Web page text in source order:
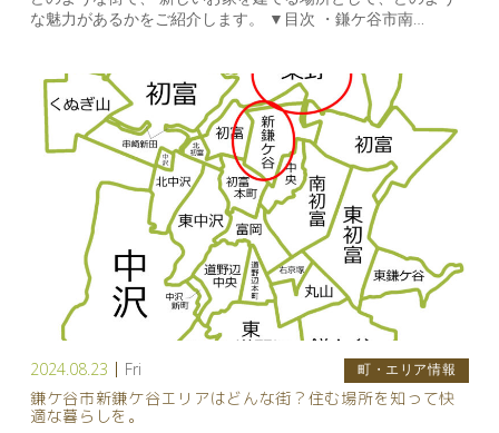
な魅力があるかをご紹介します。 ▼目次 ・鎌ケ谷市南…
2024.08.23 Fri 町・エリア情報
鎌ケ谷市新鎌ケ谷エリアはどんな街？住む場所を知って快
適な暮らしを。